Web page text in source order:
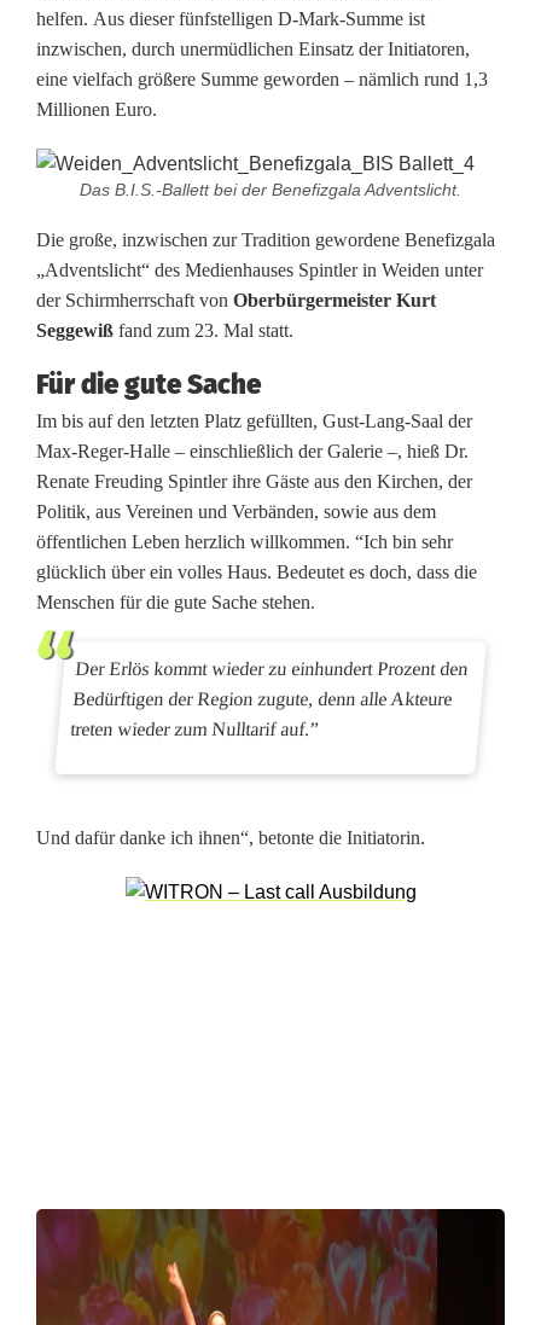
n
e
n
t
t
e
h
e
n
M
i
l
i
n
s
helfen. Aus dieser fünfstelligen D-Mark-Summe ist
inzwischen, durch unermüdlichen Einsatz der Initiatoren,
eine vielfach größere Summe geworden – nämlich rund 1,3
Millionen Euro.
Das B.I.S.-Ballett bei der Benefizgala Adventslicht.
Die große, inzwischen zur Tradition gewordene Benefizgala
„Adventslicht“ des Medienhauses Spintler in Weiden unter
der Schirmherrschaft von Oberbürgermeister Kurt
Seggewiß fand zum 23. Mal statt.
Für die gute Sache
Im bis auf den letzten Platz gefüllten, Gust-Lang-Saal der
Max-Reger-Halle – einschließlich der Galerie –, hieß Dr.
Renate Freuding Spintler ihre Gäste aus den Kirchen, der
Politik, aus Vereinen und Verbänden, sowie aus dem
öffentlichen Leben herzlich willkommen. “Ich bin sehr
glücklich über ein volles Haus. Bedeutet es doch, dass die
Menschen für die gute Sache stehen.
Der Erlös kommt wieder zu einhundert Prozent den
Bedürftigen der Region zugute, denn alle Akteure
treten wieder zum Nulltarif auf.”
Und dafür danke ich ihnen“, betonte die Initiatorin.